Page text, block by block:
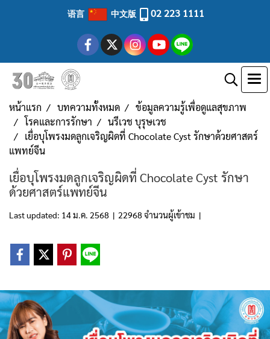
语言 中文版 02 223 1111
หน้าแรก บทความทั้งหมด
ข้อมูลความรู้เพื่อดูแลสุขภาพ
โรคและการรักษา
นรีเวช บุรุษเวช
เยื่อบุโพรงมดลูกเจริญผิดที่ Chocolate Cyst รักษาด้วยศาสตร์
แพทย์จีน
เยื่อบุโพรงมดลูกเจริญผิดที่ Chocolate Cyst รักษา
ด้วยศาสตร์แพทย์จีน
Last updated: 14 ม.ค. 2568 | 22968 จำนวนผู้เข้าชม |